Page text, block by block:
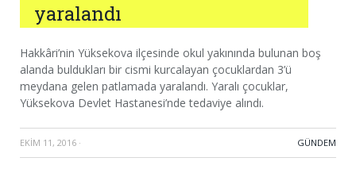
yaralandı
Hakkâri’nin Yüksekova ilçesinde okul yakınında bulunan boş
alanda buldukları bir cismi kurcalayan çocuklardan 3’ü
meydana gelen patlamada yaralandı. Yaralı çocuklar,
Yüksekova Devlet Hastanesi’nde tedaviye alındı.
EKIM 11, 2016 · GÜNDEM